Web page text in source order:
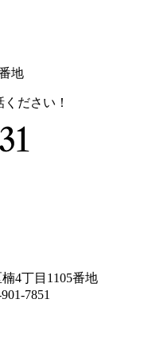
地
4丁目1105番地
7851